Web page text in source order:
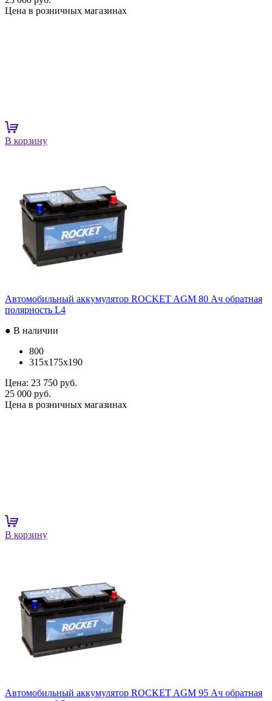
Цена в розничных магазинах
В корзину
Автомобильный аккумулятор ROCKET AGM 80 Ач обратная
полярность L4
● В наличии
800
315x175x190
Цена: 23 750 руб.
25 000 руб.
Цена в розничных магазинах
В корзину
Автомобильный аккумулятор ROCKET AGM 95 Ач обратная